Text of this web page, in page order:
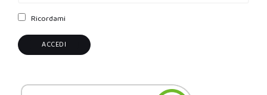
Ricordami